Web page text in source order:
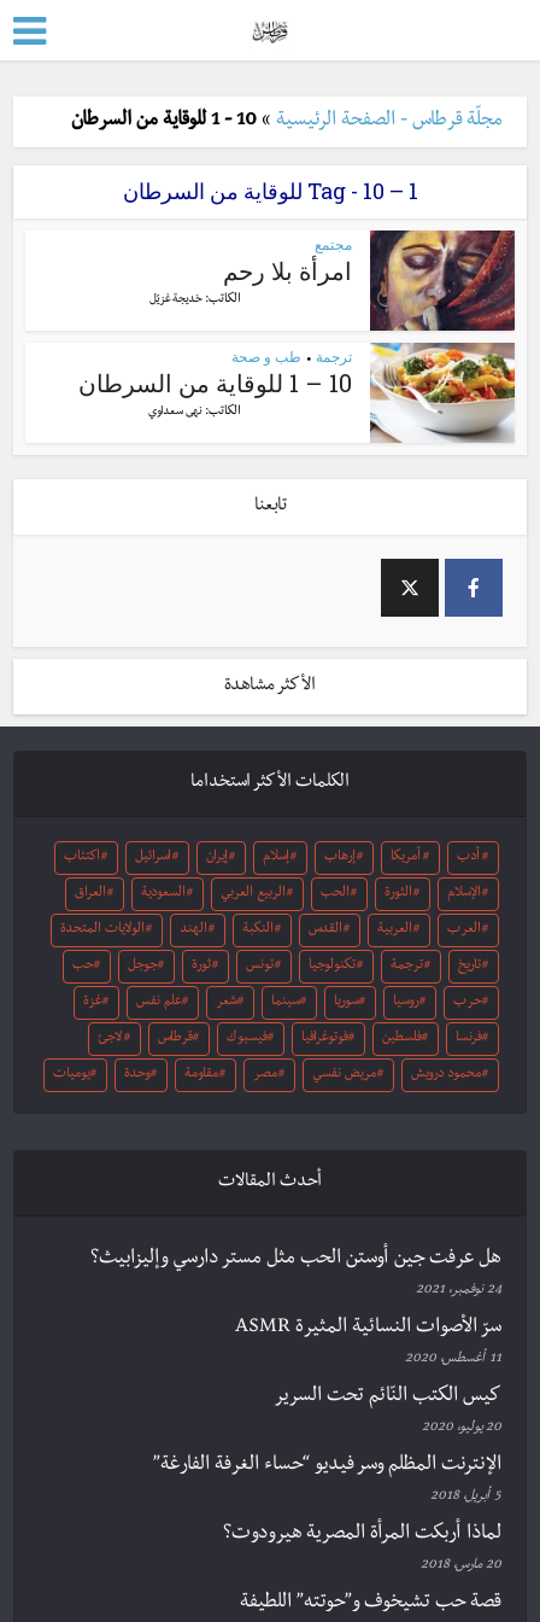
مجلّة قرطاس - الصفحة الرئيسية »10 - 1 للوقاية من السرطان
Tag - 10 – 1 للوقاية من السرطان
مجتمع
امرأة بلا رحم
الكاتب:خديجة غزيّل
ترجمة • طب و صحة
10 – 1 للوقاية من السرطان
الكاتب: نهى سعداوي
تابعنا
الأكثر مشاهدة
الكلمات الأكثر استخداما
أدب أمريكا إرهاب إسلام إيران اسرائيل اكتئاب
الإسلام الثورة الحب الربيع العربي السعودية العراق
العرب العربية القدس النكبة الهند الولايات المتحدة
تاريخ ترجمة تكنولوجيا تونس ثورة جوجل حب
حرب روسيا سوريا سينما شعر علم نفس غزة
فرنسا فلسطين فوتوغرافيا فيسبوك قرطاس لاجئ
محمود درويش مريض نفسي مصر مقاومة وحدة يوميات
أحدث المقالات
هل عرفت جين أوستن الحب مثل مستر دارسي وإليزابيث؟
24 نوفمبر، 2021
سرّ الأصوات النسائية المثيرة ASMR
11 أغسطس، 2020
كيس الكتب النّائم تحت السرير
20 يوليو، 2020
الإنترنت المظلم وسر فيديو “حساء الغرفة الفارغة”
5 أبريل، 2018
لماذا أربكت المرأة المصرية هيرودوت؟
20 مارس، 2018
قصة حب تشيخوف و”حوتته” اللطيفة